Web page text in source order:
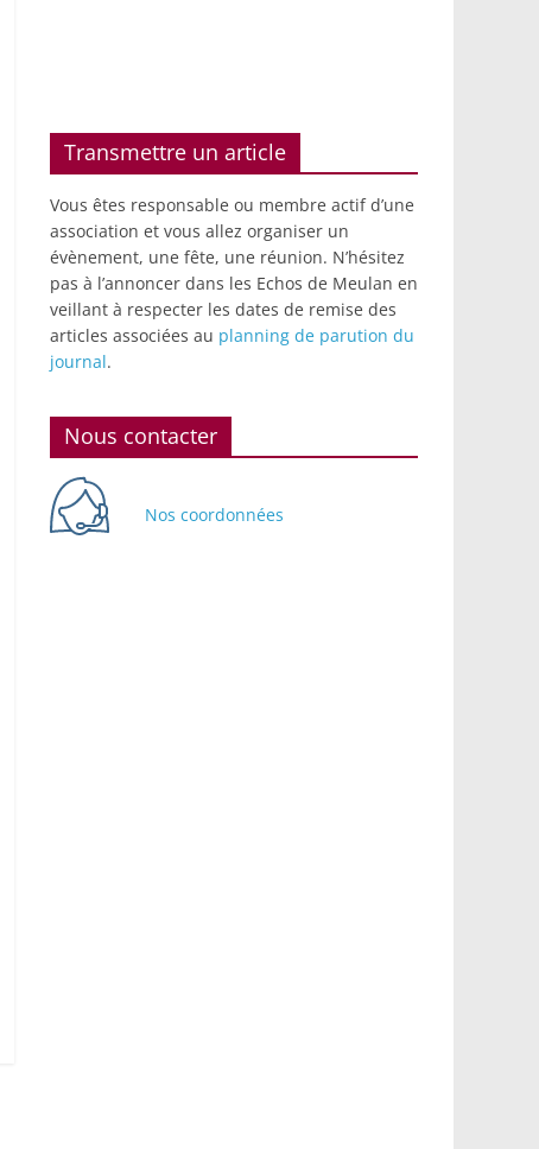
Transmettre un article
Vous êtes responsable ou membre actif d’une
association et vous allez organiser un
évènement, une fête, une réunion. N’hésitez
pas à l’annoncer dans les Echos de Meulan en
veillant à respecter les dates de remise des
articles associées au planning de parution du
journal.
Nous contacter
Nos coordonnées